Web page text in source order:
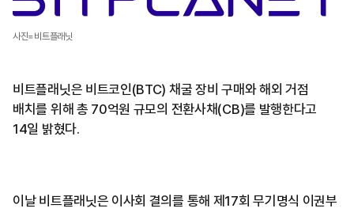
사진=비트플래닛
비트플래닛은 비트코인(BTC) 채굴 장비 구매와 해외 거점
배치를 위해 총 70억원 규모의 전환사채(CB)를 발행한다고
14일 밝혔다.
이날 비트플래닛은 이사회 결의를 통해 제17회 무기명식 이권부